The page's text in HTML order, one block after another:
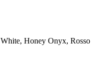
Honey Onyx, Rosso